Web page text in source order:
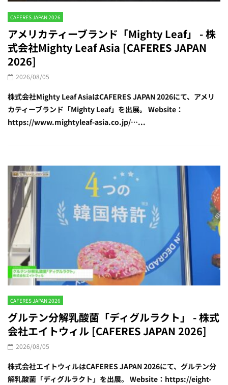
CAFERES JAPAN 2026
アメリカティーブランド「Mighty Leaf」 - 株
式会社Mighty Leaf Asia [CAFERES JAPAN
2026]
2026/08/05
株式会社Mighty Leaf AsiaはCAFERES JAPAN 2026にて、アメリ
カティーブランド「Mighty Leaf」を出展。 Website：
https://www.mightyleaf-asia.co.jp/…...
CAFERES JAPAN 2026
グルテン分解乳酸菌「ディグルラクト」 - 株式
会社エイトウィル [CAFERES JAPAN 2026]
2026/08/05
株式会社エイトウィルはCAFERES JAPAN 2026にて、グルテン分
解乳酸菌「ディグルラクト」を出展。 Website：https://eight-